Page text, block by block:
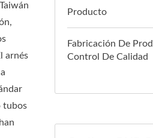
arnés
tubos
Producto
Fabricación De
Control De Calidad